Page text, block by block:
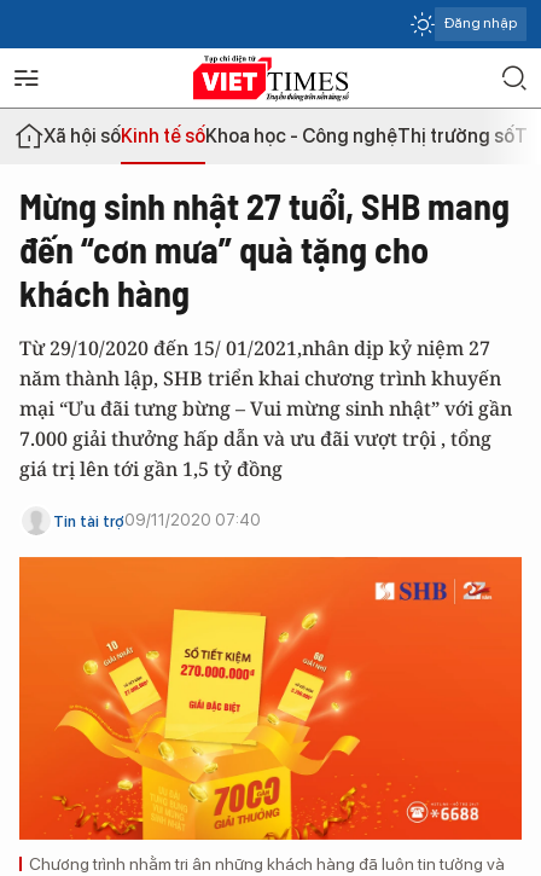
Đăng nhập
Xã hội sốKinh tế sốKhoa học - Công nghệThị trường số
Mừng sinh nhật 27 tuổi, SHB mang
đến “cơn mưa” quà tặng cho
khách hàng
Từ 29/10/2020 đến 15/ 01/2021,nhân dịp kỷ niệm 27
năm thành lập, SHB triển khai chương trình khuyến
mại “Ưu đãi tưng bừng – Vui mừng sinh nhật” với gần
7.000 giải thưởng hấp dẫn và ưu đãi vượt trội , tổng
giá trị lên tới gần 1,5 tỷ đồng
Tin tài trợ09/11/2020 07:40
Chương trình nhằm tri ân những khách hàng đã luôn tin tưởng và